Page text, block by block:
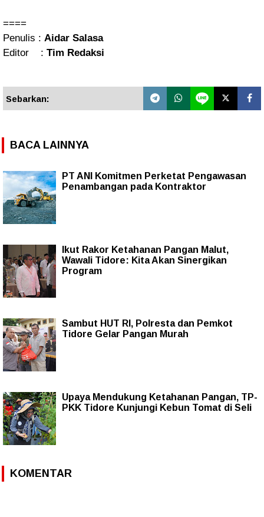
====
Penulis : Aidar Salasa
Editor : Tim Redaksi
Sebarkan:
BACA LAINNYA
PT ANI Komitmen Perketat Pengawasan
Penambangan pada Kontraktor
Ikut Rakor Ketahanan Pangan Malut,
Wawali Tidore: Kita Akan Sinergikan
Program
Sambut HUT RI, Polresta dan Pemkot
Tidore Gelar Pangan Murah
Upaya Mendukung Ketahanan Pangan, TP-
PKK Tidore Kunjungi Kebun Tomat di Seli
KOMENTAR